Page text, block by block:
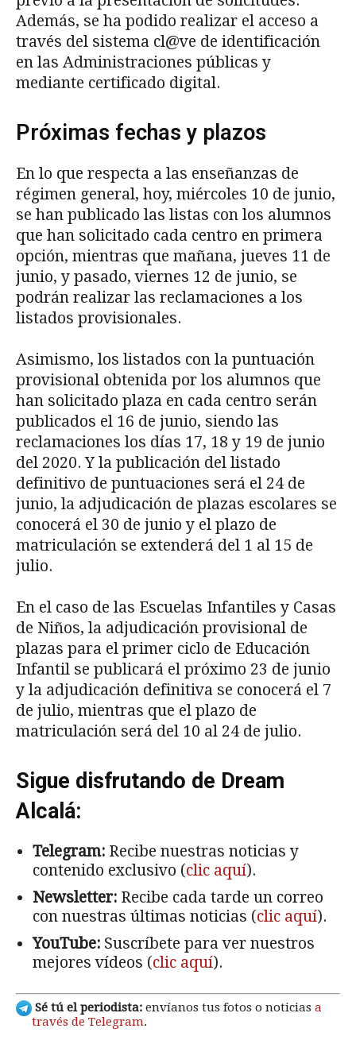
Además, se ha podido realizar el acceso a
través del sistema cl@ve de identificación
en las Administraciones públicas y
mediante certificado digital.
Próximas fechas y plazos
En lo que respecta a las enseñanzas de
régimen general, hoy, miércoles 10 de junio,
se han publicado las listas con los alumnos
que han solicitado cada centro en primera
opción, mientras que mañana, jueves 11 de
junio, y pasado, viernes 12 de junio, se
podrán realizar las reclamaciones a los
listados provisionales.
Asimismo, los listados con la puntuación
provisional obtenida por los alumnos que
han solicitado plaza en cada centro serán
publicados el 16 de junio, siendo las
reclamaciones los días 17, 18 y 19 de junio
del 2020. Y la publicación del listado
definitivo de puntuaciones será el 24 de
junio, la adjudicación de plazas escolares se
conocerá el 30 de junio y el plazo de
matriculación se extenderá del 1 al 15 de
julio.
En el caso de las Escuelas Infantiles y Casas
de Niños, la adjudicación provisional de
plazas para el primer ciclo de Educación
Infantil se publicará el próximo 23 de junio
y la adjudicación definitiva se conocerá el 7
de julio, mientras que el plazo de
matriculación será del 10 al 24 de julio.
Sigue disfrutando de Dream
Alcalá:
Telegram: Recibe nuestras noticias y
contenido exclusivo (clic aquí).
Newsletter: Recibe cada tarde un correo
con nuestras últimas noticias (clic aquí).
YouTube: Suscríbete para ver nuestros
mejores vídeos (clic aquí).
Sé tú el periodista: envíanos tus fotos o noticias a
través de Telegram.